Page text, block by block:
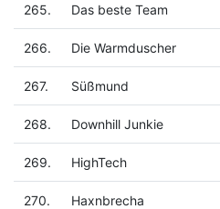
265. Das beste Team
266. Die Warmduscher
267. Süßmund
268. Downhill Junkie
269. HighTech
270. Haxnbrecha